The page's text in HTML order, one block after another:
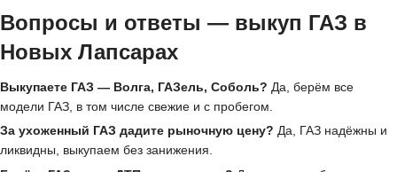
Вопросы и ответы — выкуп ГАЗ в
Новых Лапсарах
Выкупаете ГАЗ — Волга, ГАЗель, Соболь? Да, берём все
модели ГАЗ, в том числе свежие и с пробегом.
За ухоженный ГАЗ дадите рыночную цену? Да, ГАЗ надёжны и
ликвидны, выкупаем без занижения.